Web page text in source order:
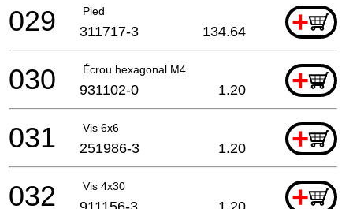
Pied +
029 311717-3 134.64
Écrou hexagonal M4 +
030 931102-0 1.20
Vis 6x6 +
031 251986-3 1.20
Vis 4x30 +
032